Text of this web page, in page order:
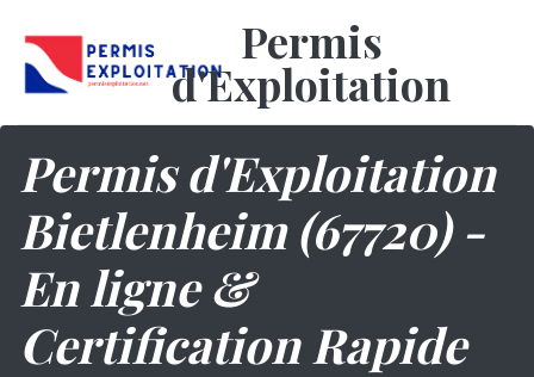
Permis
d'Exploitation
Permis d'Exploitation
Bietlenheim (67720) -
En ligne &
Certification Rapide